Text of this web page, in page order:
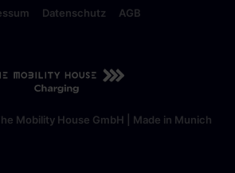
Mobility House GmbH | Made in Munich
Datenschutz AGB